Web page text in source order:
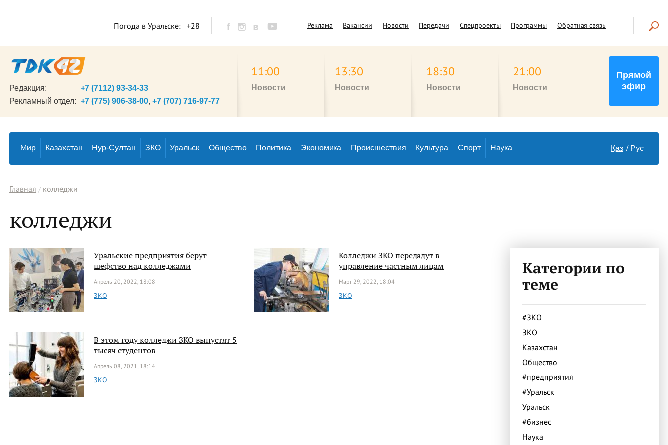
Погода в Уральске: +28 Реклама Вакансии Новости Передачи Спецпроекты Программы Обратная связь
Редакция:
+7 (7112) 93-34-33
Рекламный отдел: +7 (775) 906-38-00, +7 (707) 716-97-77
11:00
Новости
13:30
Новости
18:30
Новости
21:00
Новости
Прямой
эфир
Мир Казахстан Нур-Султан ЗКО Уральск Общество Политика Экономика Происшествия Культура Спорт Наука Қаз Рус
Главная колледжи
колледжи
Уральские предприятия берут
шефство над колледжами
Апрель 20, 2022, 18:08
ЗКО
Колледжи ЗКО передадут в
управление частным лицам
Март 29, 2022, 18:04
ЗКО
В этом году колледжи ЗКО выпустят 5
тысяч студентов
Апрель 08, 2021, 18:14
ЗКО
Категории по
теме
#ЗКО
ЗКО
Казахстан
Общество
#предприятия
#Уральск
Уральск
#бизнес
Наука